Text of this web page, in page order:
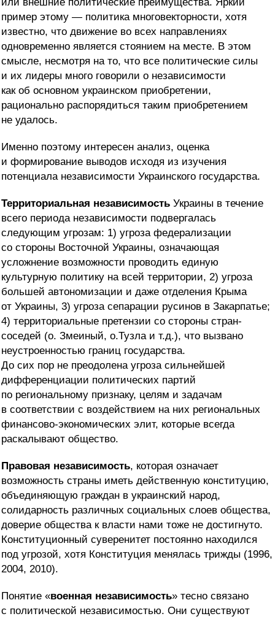
или внешние политические преимущества. Яркий
пример этому — политика многовекторности, хотя
известно, что движение во всех направлениях
одновременно является стоянием на месте. В этом
смысле, несмотря на то, что все политические силы
и их лидеры много говорили о независимости
как об основном украинском приобретении,
рационально распорядиться таким приобретением
не удалось.
Именно поэтому интересен анализ, оценка
и формирование выводов исходя из изучения
потенциала независимости Украинского государства.
Территориальная независимость Украины в течение
всего периода независимости подвергалась
следующим угрозам: 1) угроза федерализации
со стороны Восточной Украины, означающая
усложнение возможности проводить единую
культурную политику на всей территории, 2) угроза
большей автономизации и даже отделения Крыма
от Украины, 3) угроза сепарации русинов в Закарпатье;
4) территориальные претензии со стороны стран-
соседей (о. Змеиный, о.Тузла и т.д.), что вызвано
неустроенностью границ государства.
До сих пор не преодолена угроза сильнейшей
дифференциации политических партий
по региональному признаку, целям и задачам
в соответствии с воздействием на них региональных
финансово-экономических элит, которые всегда
раскалывают общество.
Правовая независимость, которая означает
возможность страны иметь действенную конституцию,
объединяющую граждан в украинский народ,
солидарность различных социальных слоев общества,
доверие общества к власти нами тоже не достигнуто.
Конституционный суверенитет постоянно находился
под угрозой, хотя Конституция менялась трижды (1996,
2004, 2010).
Понятие «военная независимость» тесно связано
с политической независимостью. Они существуют